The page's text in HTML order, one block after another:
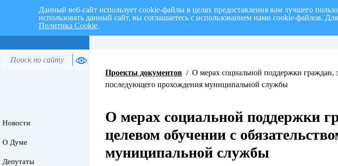
Новости
О Думе
Депутаты
Проекты документов / О мерах социальной поддержки граждан,
последующего прохождения муниципальной службы
О мерах социальной поддержки
целевом обучении с
муниципальной службы
Данный веб-сайт использует cookie-файлы в целях предоставления вам лучшего
использовать данный сайт, вы соглашаетесь с использованием нами cookie-файлов.
Политика Cookie.